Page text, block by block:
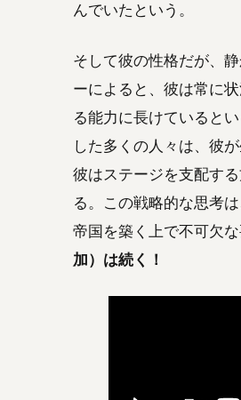
んでいたという。
そして彼の性格だが、
ーによると、彼は常に
る能力に長けていると
した多くの人々は、彼
彼はステージを支配す
る。この戦略的な思考
帝国を築く上で不可欠な
加）は続く！